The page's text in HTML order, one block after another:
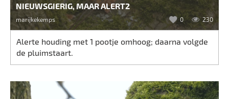
NIEUWSGIERIG, MAAR ALERT2
marijkekemps 0 230
Alerte houding met 1 pootje omhoog; daarna volgde
de pluimstaart.